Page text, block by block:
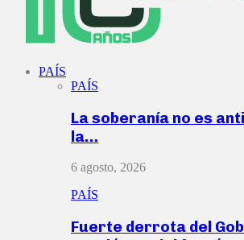
PAÍS
PAÍS
La soberanía no es
la…
6 agosto, 2026
PAÍS
Fuerte derrota del